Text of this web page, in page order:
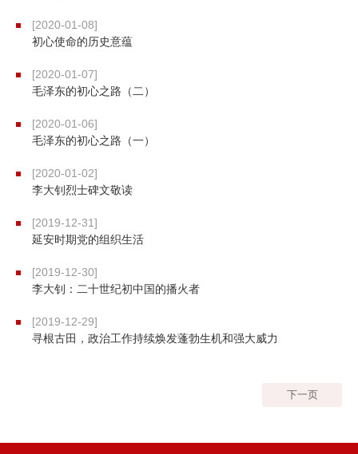
[2020-01-08]
初心使命的历史意蕴
[2020-01-07]
毛泽东的初心之路（二）
[2020-01-06]
毛泽东的初心之路（一）
[2020-01-02]
李大钊烈士碑文敬读
[2019-12-31]
延安时期党的组织生活
[2019-12-30]
李大钊：二十世纪初中国的播火者
[2019-12-29]
寻根古田，政治工作持续焕发蓬勃生机和强大威力
下一页